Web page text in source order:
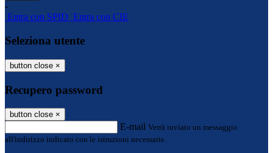
-
Entra con SPID Entra con CIE
Seleziona utente
button close ×
Recupero password
button close ×
E-mail Verrà inviato un messaggio
all'indirizzo indicato con le istruzioni necessarie.